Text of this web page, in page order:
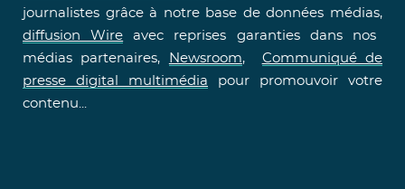
journalistes grâce à notre base de données médias,
diffusion Wire avec reprises garanties dans nos
médias partenaires,
Newsroom, Communiqué de
presse digital multimédia pour promouvoir votre
contenu...